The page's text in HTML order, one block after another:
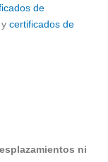
de
certificados de
ni